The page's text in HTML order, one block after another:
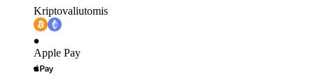
Kriptovaliutomis
Apple Pay